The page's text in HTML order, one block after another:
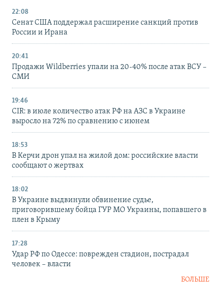
22:08
Сенат США поддержал расширение санкций против
России и Ирана
20:41
Продажи Wildberries упали на 20-40% после атак ВСУ –
СМИ
19:46
CIR: в июле количество атак РФ на АЗС в Украине
выросло на 72% по сравнению с июнем
18:53
В Керчи дрон упал на жилой дом: российские власти
сообщают о жертвах
18:02
В Украине выдвинули обвинение судье,
приговорившему бойца ГУР МО Украины, попавшего в
плен в Крыму
17:28
Удар РФ по Одессе: поврежден стадион, пострадал
человек – власти
БОЛЬШЕ